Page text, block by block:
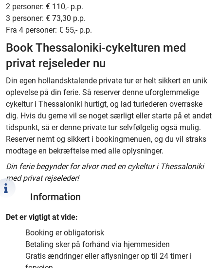
2 personer: € 110,- p.p.
3 personer: € 73,30 p.p.
Fra 4 personer: € 55,- p.p.
Book Thessaloniki-cykelturen med
privat rejseleder nu
Din egen hollandsktalende private tur er helt sikkert en unik
oplevelse på din ferie. Så reserver denne uforglemmelige
cykeltur i Thessaloniki hurtigt, og lad turlederen overraske
dig. Hvis du gerne vil se noget særligt eller starte på et andet
tidspunkt, så er denne private tur selvfølgelig også mulig.
Reserver nemt og sikkert i bookingmenuen, og du vil straks
modtage en bekræftelse med alle oplysninger.
Din ferie begynder for alvor med en cykeltur i Thessaloniki
med privat rejseleder!
Information
Det er vigtigt at vide:
Booking er obligatorisk
Betaling sker på forhånd via hjemmesiden
Gratis ændringer eller aflysninger op til 24 timer i